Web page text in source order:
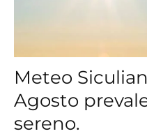
Meteo
Agosto
sereno.